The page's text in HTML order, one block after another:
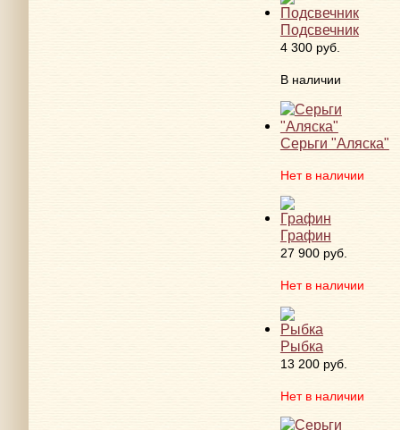
Подсвечник
4 300 руб.
В наличии
Серьги "Аляска"
Нет в наличии
Графин
27 900 руб.
Нет в наличии
Рыбка
13 200 руб.
Нет в наличии